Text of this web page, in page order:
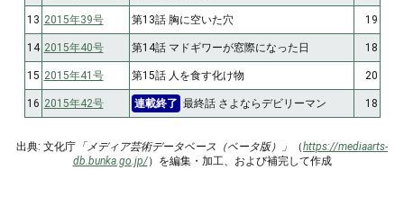
13 2015年39号 第13話 胸に空いた穴 19
14 2015年40号 第14話 マドギワーが窓際になった日 18
15 2015年41号 第15話 人を食す化け物 20
16 2015年42号 連載終了 最終話 さよならデビリーマン 18
出典: 文化庁 「メディア芸術データベース（ベータ版）」 （https://mediaarts-
db.bunka.go.jp/）を編集・加工、および補完して作成